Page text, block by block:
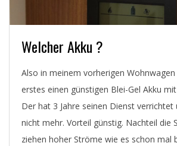
Welcher Akku ?
Also in meinem vorherigen
erstes einen günstigen Blei-Gel Akku
Der hat 3 Jahre seinen Dienst
nicht mehr. Vorteil günstig. Nachteil die
ziehen hoher Ströme wie es schon mal